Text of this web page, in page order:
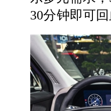
30分钟即可